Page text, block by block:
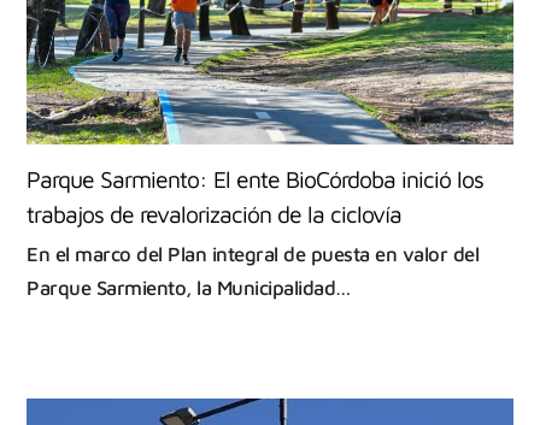
Parque Sarmiento: El ente BioCórdoba inició los
trabajos de revalorización de la ciclovía
En el marco del Plan integral de puesta en valor del
Parque Sarmiento, la Municipalidad…